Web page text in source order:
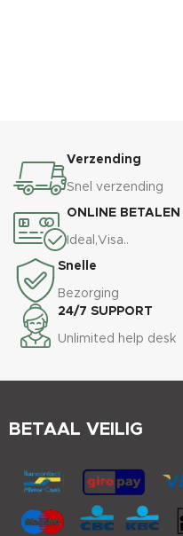
Verzending
Snel verzending
ONLINE BETALEN
Ideal,Visa..
Snelle
Bezorging
24/7 SUPPORT
Unlimited help desk
BETAAL VEILIG